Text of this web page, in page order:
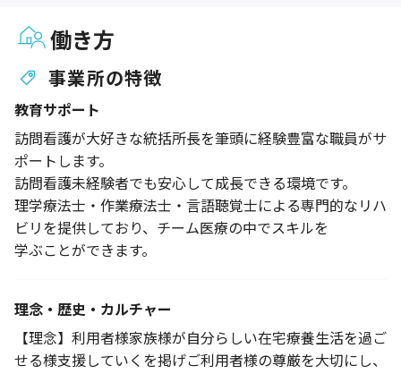
働き方
事業所の特徴
教育サポート
訪問看護が大好きな統括所長を筆頭に経験豊富な職員がサ
ポートします。
訪問看護未経験者でも安心して成長できる環境です。
理学療法士・作業療法士・言語聴覚士による専門的なリハ
ビリを提供しており、チーム医療の中でスキルを
学ぶことができます。
理念・歴史・カルチャー
【理念】利用者様家族様が自分らしい在宅療養生活を過ご
せる様支援していくを掲げご利用者様の尊厳を大切にし、